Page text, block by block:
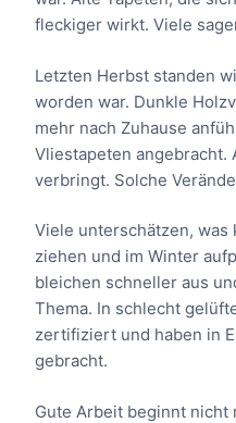
fleckiger wirkt. Viele
Letzten Herbst standen
worden war. Dunkle
mehr nach Zuhause
Vliestapeten angebracht.
verbringt. Solche
Viele unterschätzen, was
ziehen und im Winter
bleichen schneller aus
Thema. In schlecht
zertifiziert und haben in
gebracht.
Gute Arbeit beginnt nicht